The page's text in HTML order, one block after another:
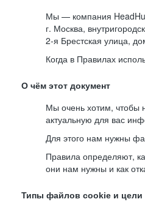
Мы — компания
г. Москва,
2-я Брестская улица,
Когда в Правилах
О чём этот документ
Мы очень хотим, чтобы
актуальную для вас
Для этого нам нужны
Правила определяют,
они нам нужны и как
Типы файлов cookie и цели